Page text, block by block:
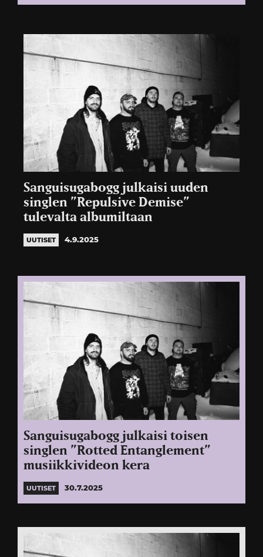
Sanguisugabogg julkaisi uuden
singlen ”Repulsive Demise”
tulevalta albumiltaan
UUTISET 4.9.2025
Sanguisugabogg julkaisi toisen
singlen ”Rotted Entanglement”
musiikkivideon kera
UUTISET 30.7.2025